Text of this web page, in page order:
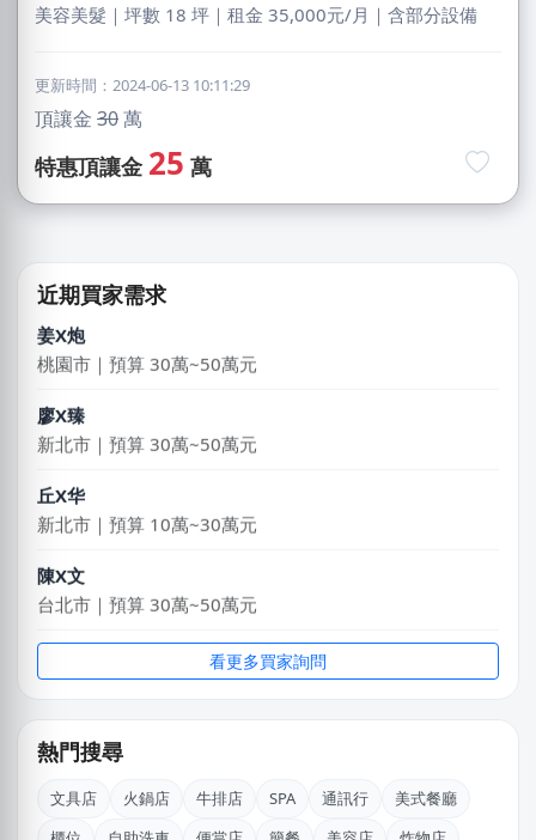
美容美髮｜坪數 18 坪｜租金 35,000元/月｜含部分設備
更新時間：2024-06-13 10:11:29
頂讓金 30萬
特惠頂讓金 25 萬
近期買家需求
新北市｜預算 30萬~50萬元
施X玉
桃園市｜預算 10萬~30萬元
陳X姐
姜X炮
廖X臻
丘X华
陳X文
張X偉
台中市｜預算 10萬元以下
施X玉
桃園市｜預算 10萬~30萬元
看更多買家詢問
熱門搜尋
文具店 火鍋店 牛排店 SPA 通訊行
美式餐廳